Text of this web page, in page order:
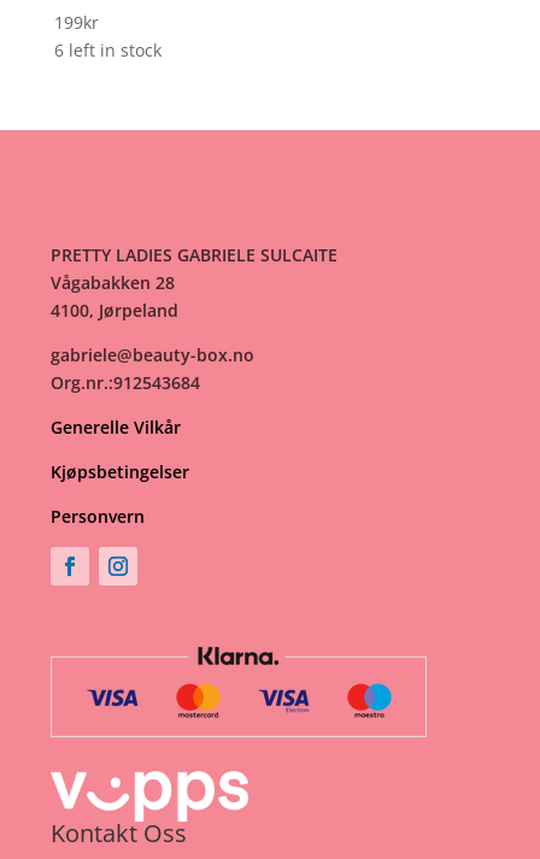
199kr
6 left in stock
PRETTY LADIES GABRIELE SULCAITE
Vågabakken 28
4100, Jørpeland
gabriele@beauty-box.no
Org.nr.:912543684
Generelle Vilkår
Kjøpsbetingelser
Personvern
Kontakt Oss